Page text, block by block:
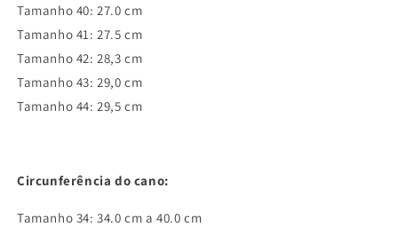
Tamanho 40: 27.0 cm
Tamanho 41: 27.5 cm
Tamanho 42: 28,3 cm
Tamanho 43: 29,0 cm
Tamanho 44: 29,5 cm
Circunferência do cano:
Tamanho 34: 34.0 cm a 40.0 cm